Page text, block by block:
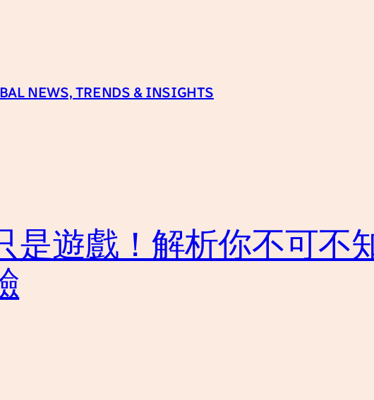
NEWS, TRENDS & INSIGHTS
是遊戲！解析你不可不